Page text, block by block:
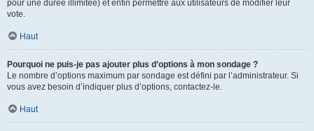
pour une durée illimitée) et enfin permettre aux utilisateurs de modifier leur
vote.
Haut
Pourquoi ne puis-je pas ajouter plus d’options à mon sondage ?
Le nombre d’options maximum par sondage est défini par l’administrateur. Si
vous avez besoin d’indiquer plus d’options, contactez-le.
Haut